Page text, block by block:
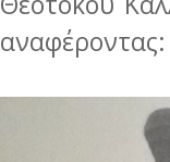
αναφέροντας: